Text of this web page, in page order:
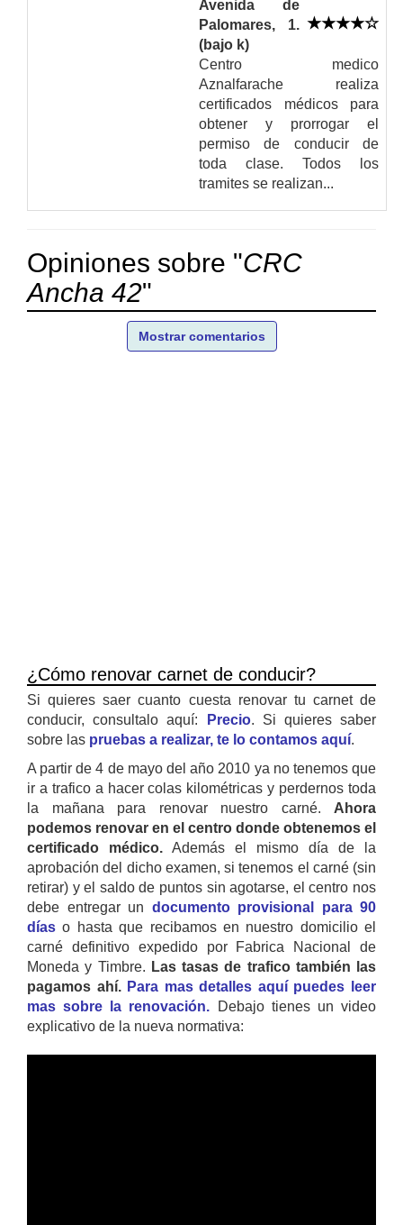
Avenida de
Palomares, 1.
(bajo k)
Centro medico
Aznalfarache realiza
certificados médicos para
obtener y prorrogar el
permiso de conducir de
toda clase. Todos los
tramites se realizan...
Opiniones sobre "CRC
Ancha 42"
Mostrar comentarios
¿Cómo renovar carnet de conducir?
Si quieres saer cuanto cuesta renovar tu carnet de
conducir, consultalo aquí:
Precio. Si quieres saber
sobre las pruebas a realizar, te lo contamos aquí.
A partir de 4 de mayo del año 2010 ya no tenemos que
ir a trafico a hacer colas kilométricas y perdernos toda
la mañana para renovar nuestro carné. Ahora
podemos renovar en el centro donde obtenemos el
certificado médico. Además el mismo día de la
aprobación del dicho examen, si tenemos el carné (sin
retirar) y el saldo de puntos sin agotarse, el centro nos
debe entregar un documento provisional para 90
días o hasta que recibamos en nuestro domicilio el
carné definitivo expedido por Fabrica Nacional de
Moneda y Timbre. Las tasas de trafico también las
pagamos ahí. Para mas detalles aquí puedes leer
mas sobre la renovación. Debajo tienes un video
explicativo de la nueva normativa: